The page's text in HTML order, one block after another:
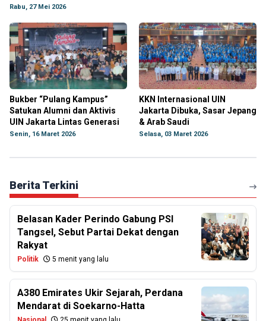
Rabu, 27 Mei 2026
Bukber “Pulang Kampus”
Satukan Alumni dan Aktivis
UIN Jakarta Lintas Generasi
Senin, 16 Maret 2026
KKN Internasional UIN
Jakarta Dibuka, Sasar Jepang
& Arab Saudi
Selasa, 03 Maret 2026
Berita Terkini
Belasan Kader Perindo Gabung PSI
Tangsel, Sebut Partai Dekat dengan
Rakyat
Politik 5 menit yang lalu
A380 Emirates Ukir Sejarah, Perdana
Mendarat di Soekarno-Hatta